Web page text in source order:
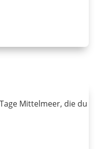
Mittelmeer, die du